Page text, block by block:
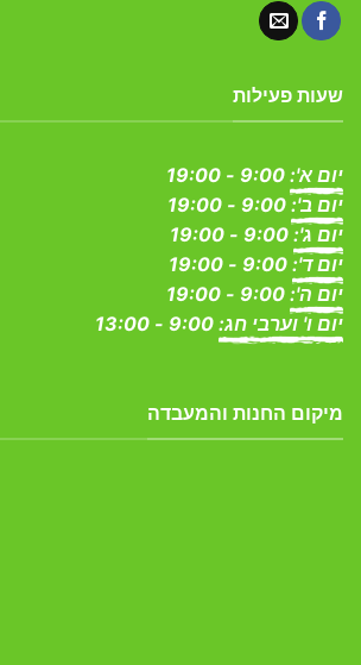
שעות פעילות
יום א':
יום ב':
יום ג':
יום ד':
יום ה':
יום ו' וערבי חג:
מיקום החנות והמעבדה